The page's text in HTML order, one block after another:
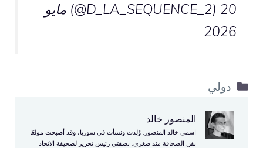
(@D_LA_SEQUENCE_2) 20 مايو
2026
التصنيفات
دولي
المنصور خالد
اسمي خالد المنصور. وُلدت ونشأت في سوريا، وقد أصبحت مولعًا
بفن الصحافة منذ صغري. بصفتي رئيس تحرير لصحيفة الاتحاد